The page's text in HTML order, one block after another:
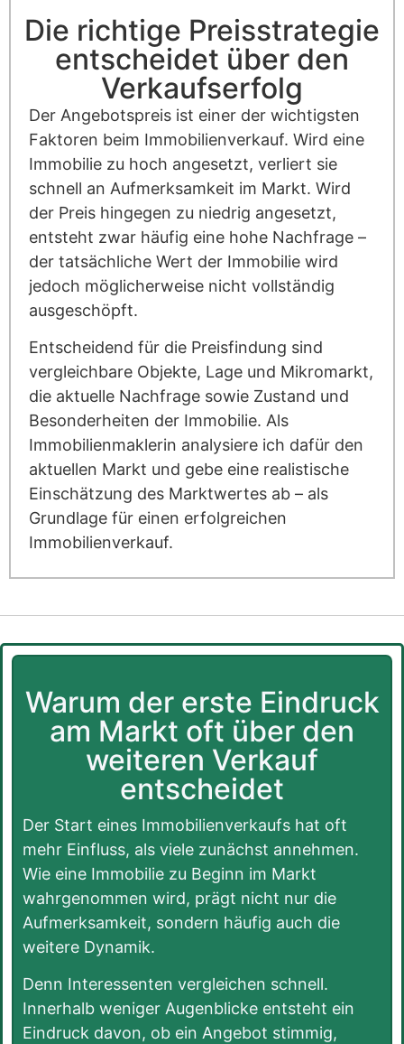
Die richtige Preisstrategie
entscheidet über den
Verkaufserfolg
Der Angebotspreis ist einer der wichtigsten
Faktoren beim Immobilienverkauf. Wird eine
Immobilie zu hoch angesetzt, verliert sie
schnell an Aufmerksamkeit im Markt. Wird
der Preis hingegen zu niedrig angesetzt,
entsteht zwar häufig eine hohe Nachfrage –
der tatsächliche Wert der Immobilie wird
jedoch möglicherweise nicht vollständig
ausgeschöpft.
Entscheidend für die Preisfindung sind
vergleichbare Objekte, Lage und Mikromarkt,
die aktuelle Nachfrage sowie Zustand und
Besonderheiten der Immobilie. Als
Immobilienmaklerin analysiere ich dafür den
aktuellen Markt und gebe eine realistische
Einschätzung des Marktwertes ab – als
Grundlage für einen erfolgreichen
Immobilienverkauf.
Warum der erste Eindruck
am Markt oft über den
weiteren Verkauf
entscheidet
Der Start eines Immobilienverkaufs hat oft
mehr Einfluss, als viele zunächst annehmen.
Wie eine Immobilie zu Beginn im Markt
wahrgenommen wird, prägt nicht nur die
Aufmerksamkeit, sondern häufig auch die
weitere Dynamik.
Denn Interessenten vergleichen schnell.
Innerhalb weniger Augenblicke entsteht ein
Eindruck davon, ob ein Angebot stimmig,